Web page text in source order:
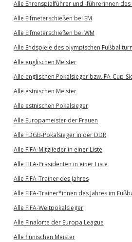
Alle Ehrenspielführer und -führerinnen des
Alle Elfmeterschießen bei EM
Alle Elfmeterschießen bei WM
Alle Endspiele des olympischen
Alle englischen Meister
Alle englischen Pokalsieger bzw. FA-Cup-
Alle estnischen Meister
Alle estnischen Pokalsieger
Alle Europameister der Frauen
Alle FDGB-Pokalsieger in der DDR
Alle FIFA-Mitglieder in einer Liste
Alle FIFA-Präsidenten in einer Liste
Alle FIFA-Trainer des Jahres
Alle FIFA-Trainer*innen des Jahres im
Alle FIFA-Weltpokalsieger
Alle Finalorte der Europa League
Alle finnischen Meister